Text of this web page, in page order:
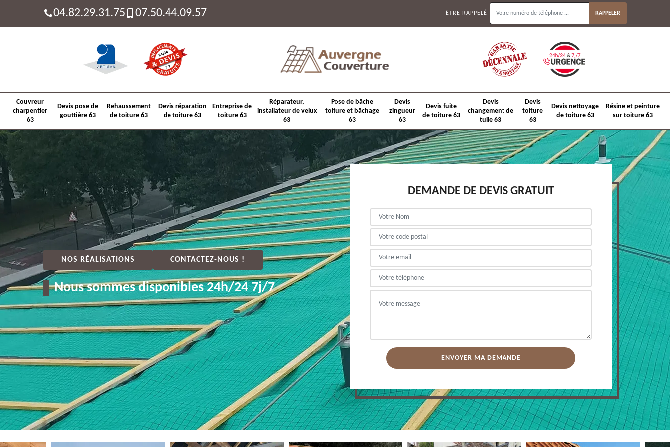
04.82.29.31.75 07.50.44.09.57 ÊTRE RAPPELÉ
Couvreur
charpentier
63
Devis pose de
gouttière 63
Rehaussement
de toiture 63
Devis réparation
de toiture 63
Entreprise de
toiture 63
Réparateur,
installateur de velux
63
Pose de bâche
toiture et bâchage
63
Devis
zingueur
63
Devis fuite
de toiture 63
Devis
changement de
tuile 63
Devis
toiture
63
Devis nettoyage
de toiture 63
Résine et peinture
sur toiture 63
NOS RÉALISATIONS CONTACTEZ-NOUS !
Nous sommes disponibles 24h/24 7j/7
DEMANDE DE DEVIS GRATUIT